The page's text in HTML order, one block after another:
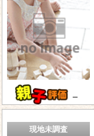
－
現地未調査